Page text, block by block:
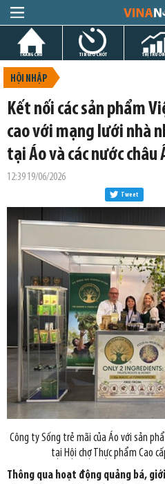
TRANG CHỦ TIN GIỜ CHÓT THỊ
HỘI NHẬP
Kết nối các sản phẩm
cao với mạng lưới nhà
tại Áo và các nước châu
12:39 19/06/2026
Tweet
Công ty Sống trẻ mãi của Áo với sản
tại Hội chợ Thực phẩm Cao
Thông qua hoạt động quảng bá,